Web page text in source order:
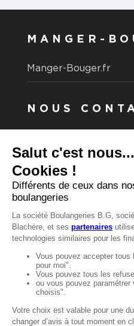
MANGER-
Manger-Bouger.fr
NOUS
Vous souhaitez
Consultez notre
FAQ
Recrutement
MENTIONS
Mentions légales
Protection des